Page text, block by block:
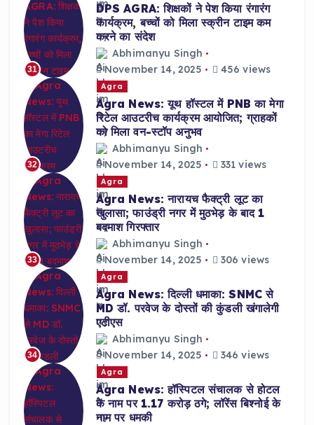
31
DPS AGRA: शिक्षकों ने पेश किया रंगारंग
कार्यक्रम, बच्चों को मिला स्क्रीन टाइम कम
करने का संदेश
Abhimanyu Singh
November 14, 2025
456 views
32
Agra
Agra News: यूथ हॉस्टल में PNB का मेगा
रिटेल आउटरीच कार्यक्रम आयोजित; ग्राहकों
को मिला वन-स्टॉप अनुभव
Abhimanyu Singh
November 14, 2025
331 views
33
Agra
Agra News: नारायच फैक्ट्री लूट का
खुलासा; फाउंड्री नगर में मुठभेड़ के बाद 1
बदमाश गिरफ्तार
Abhimanyu Singh
November 14, 2025
306 views
34
Agra
Agra News: दिल्ली धमाका: SNMC से
MD डॉ. परवेज के दोस्तों की कुंडली खंगालेगी
एटीएस
Abhimanyu Singh
November 14, 2025
346 views
Agra
Agra News: हॉस्पिटल संचालक से होटल
के नाम पर 1.17 करोड़ ठगे; लॉरेंस बिश्नोई के
नाम पर धमकी